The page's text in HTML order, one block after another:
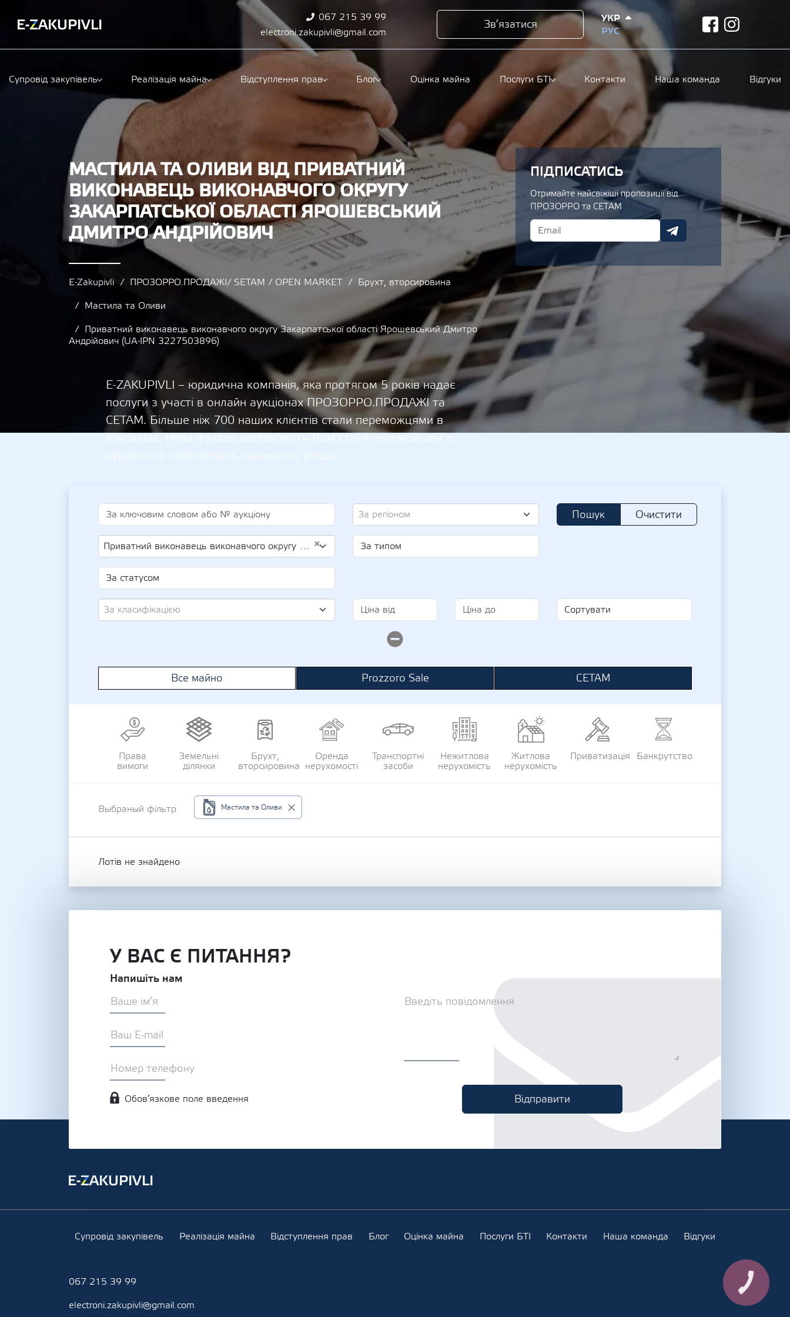
067 215 39 99
electroni.zakupivli@gmail.com
Зв’язатися
УКР
РУС
facebook
Супровід закупівель Реалізація майна Відступлення прав Блог Оцінка майна Послуги БТІ Контакти Наша команда Відгуки
МАСТИЛА ТА ОЛИВИ ВІД ПРИВАТНИЙ
ВИКОНАВЕЦЬ ВИКОНАВЧОГО ОКРУГУ
ЗАКАРПАТСЬКОЇ ОБЛАСТІ ЯРОШЕВСЬКИЙ
ДМИТРО АНДРІЙОВИЧ
E-Zakupivli ПРОЗОРРО.ПРОДАЖІ/ SETAM / OPEN MARKET
Брухт, вторсировина
Мастила та Оливи
Приватний виконавець виконавчого округу Закарпатської області Ярошевський Дмитро
Андрійович (UA-IPN 3227503896)
E-ZAKUPIVLI – юридична компанія, яка протягом 5 років надає
послуги з участі в онлайн аукціонах ПРОЗОРРО.ПРОДАЖІ та
СЕТАМ. Більше ніж 700 наших клієнтів стали переможцями в
аукціонах. Наші фахівці допоможуть Вам стати переможцем в
аукціоні та забезпечать законність угоди.
ПІДПИСАТИСЬ
Отримайте найсвіжіші пропозиції від
ПРОЗОРРО та СЕТАМ
За регіоном Пошук Очистити
×
Приватний виконавець виконавчого округу Закарпатської області Ярошевський Дмитро Андрійович (UA-IPN 3227503896)
За класифікацією
Все майно Prozzoro Sale СЕТАМ
Права
вимоги
Земельні
ділянки
Брухт,
вторсировина
Оренда
нерухомості
Транспортні
засоби
Нежитлова
нерухомість
Житлова
нерухомість
Приватизація Банкрутство
Выбраный фільтр Мастила та Оливи
Лотів не знайдено
У ВАС Є ПИТАННЯ?
Напишіть нам
Обов’язкове поле введення
Супровід закупівель Реалізація майна Відступлення прав Блог Оцінка майна Послуги БТІ Контакти Наша команда Відгуки
067 215 39 99
electroni.zakupivli@gmail.com